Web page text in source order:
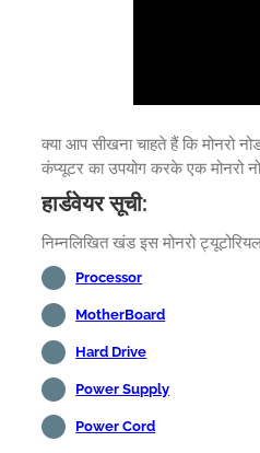
क्या आप सीखना चाहते हैं कि मोनरो
कंप्यूटर का उपयोग करके एक मोनरो
हार्डवेयर सूची:
निम्नलिखित खंड इस मोनरो
Processor
MotherBoard
Hard Drive
Power Supply
Power Cord